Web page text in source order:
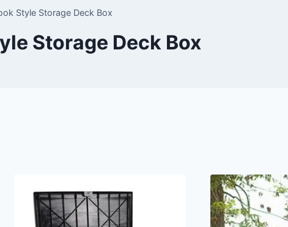
Style Storage Deck Box
Storage Deck Box